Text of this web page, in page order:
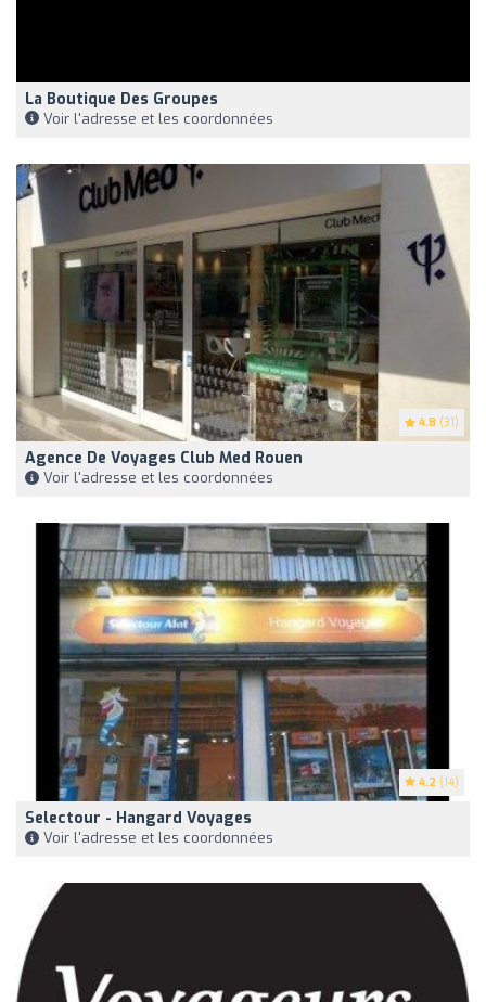
La Boutique Des Groupes
Voir l'adresse et les coordonnées
4.8 (31)
Agence De Voyages Club Med Rouen
Voir l'adresse et les coordonnées
4.2 (14)
Selectour - Hangard Voyages
Voir l'adresse et les coordonnées